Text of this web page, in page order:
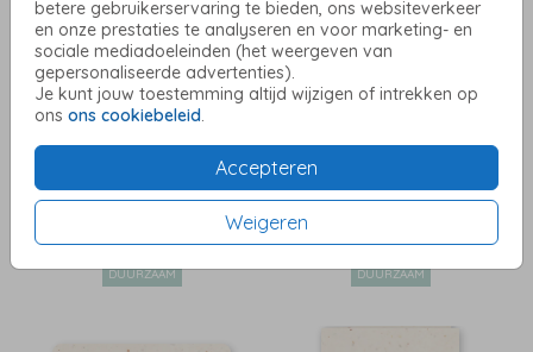
betere gebruikerservaring te bieden, ons websiteverkeer
en onze prestaties te analyseren en voor marketing- en
sociale mediadoeleinden (het weergeven van
gepersonaliseerde advertenties).
Je kunt jouw toestemming altijd wijzigen of intrekken op
ons ons cookiebeleid
Accepteren
Weigeren
DUURZAAM DUURZAAM